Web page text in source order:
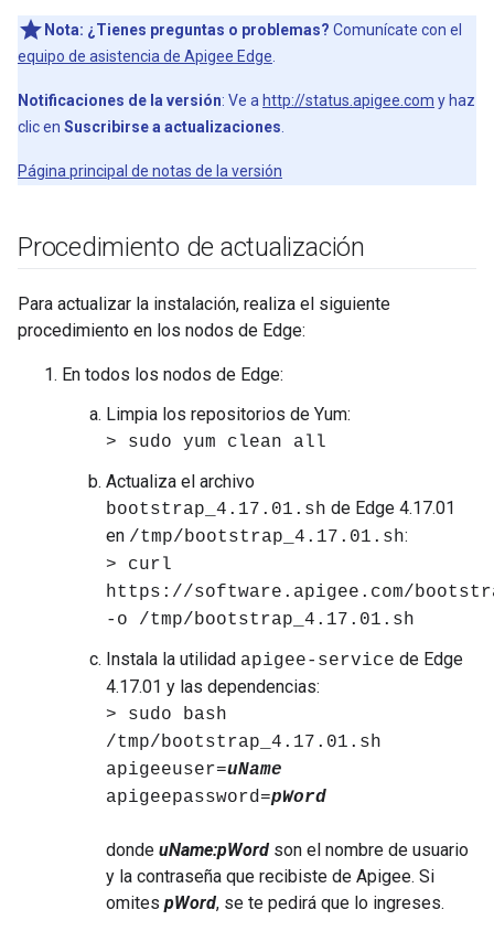
Nota: ¿Tienes preguntas o problemas? Comunícate con el
equipo de asistencia de Apigee Edge
Notificaciones de la versión: Ve a http://status.apigee.com y haz
clic en Suscribirse a actualizaciones
Página principal de notas de la versión
Procedimiento de actualización
Para actualizar la instalación, realiza el siguiente
procedimiento en los nodos de Edge:
En todos los nodos de Edge:
Limpia los repositorios de Yum:
> sudo yum clean all
Actualiza el archivo
bootstrap_4.17.01.sh de Edge 4.17.01
en /tmp/bootstrap_4.17.01.sh:
> curl
https://software.apigee.com/
-o /tmp/bootstrap_4.17.01.sh
Instala la utilidad apigee-service de Edge
4.17.01 y las dependencias:
> sudo bash
/tmp/bootstrap_4.17.01.sh
apigeeuser=uName
apigeepassword=pWord
donde uName:pWord son el nombre de usuario
y la contraseña que recibiste de Apigee. Si
omites pWord, se te pedirá que lo ingreses.